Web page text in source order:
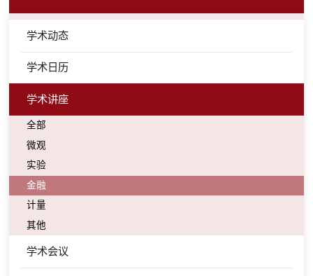
学术动态
学术日历
学术讲座
全部
微观
实验
金融
计量
其他
学术会议